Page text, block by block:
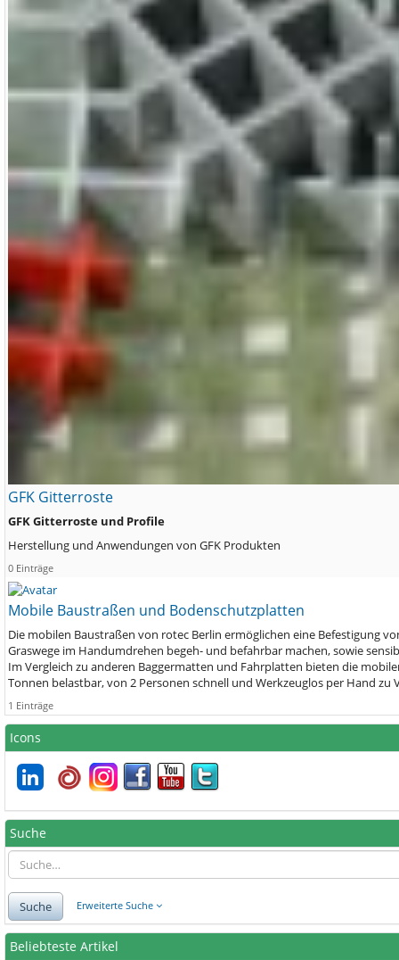
GFK Gitterroste
GFK Gitterroste und Profile
Herstellung und Anwendungen von GFK Produkten
0 Einträge
Mobile Baustraßen und Bodenschutzplatten
Die mobilen Baustraßen von rotec Berlin ermöglichen eine Befestigung
Graswege im Handumdrehen begeh- und befahrbar machen, sowie
Im Vergleich zu anderen Baggermatten und Fahrplatten bieten die
Tonnen belastbar, von 2 Personen schnell und Werkzeuglos per Hand zu
1 Einträge
Icons
Suche
Suche Erweiterte Suche
Beliebteste Artikel